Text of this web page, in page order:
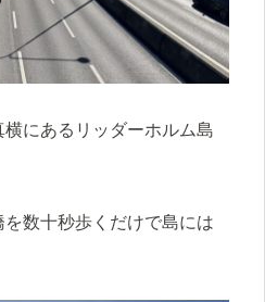
にあるリッダーホルム島
数十秒歩くだけで島には